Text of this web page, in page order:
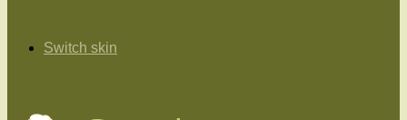
Switch skin